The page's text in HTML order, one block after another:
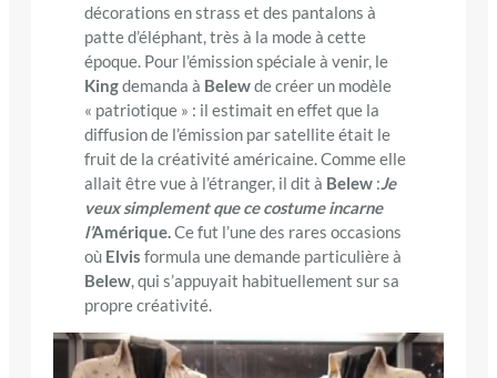
décorations en strass et des pantalons à
patte d’éléphant, très à la mode à cette
époque. Pour l’émission spéciale à venir, le
Kingdemanda à Belewde créer un modèle
« patriotique » : il estimait en effet que la
diffusion de l’émission par satellite était le
fruit de la créativité américaine. Comme elle
allait être vue à l’étranger, il dit à Belew : Je
veux simplement que ce costume incarne
l’Amérique.Ce fut l’une des rares occasions
où Elvisformula une demande particulière à
Belew , qui s’appuyait habituellement sur sa
propre créativité.